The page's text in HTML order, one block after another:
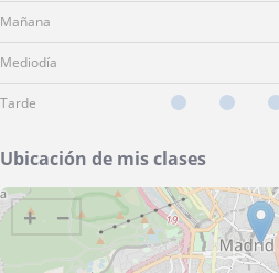
Mañana
Mediodía
Tarde
Ubicación de mis clases
+ −